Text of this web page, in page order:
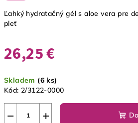
Ľahký hydratačný gél s aloe vera pre
pleť
26,25 €
cena:
Skladem (6 ks)
Kód: 2/3122-0000
+
−